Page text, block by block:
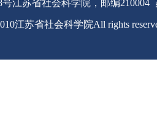
江苏省社会科学院，邮编210004
江苏省社会科学院All rights